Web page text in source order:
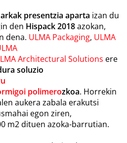
presentzia aparta izan du
den Hispack 2018azokan,
dena. ULMA Packaging, ULMA
Architectural Solutions ere
soluzio
polimerozkoa. Horrekin
aukera zabala erakutsi
egon ziren,
m2 dituen azoka-barrutian.